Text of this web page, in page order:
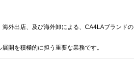
海外出店、及び海外卸による、CA4LAブランドの
開を積極的に担う重要な業務です。